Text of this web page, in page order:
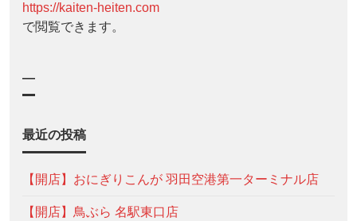
https://kaiten-heiten.com
で閲覧できます。
—
最近の投稿
【開店】おにぎりこんが 羽田空港第一ターミナル店
【開店】鳥ぶら 名駅東口店